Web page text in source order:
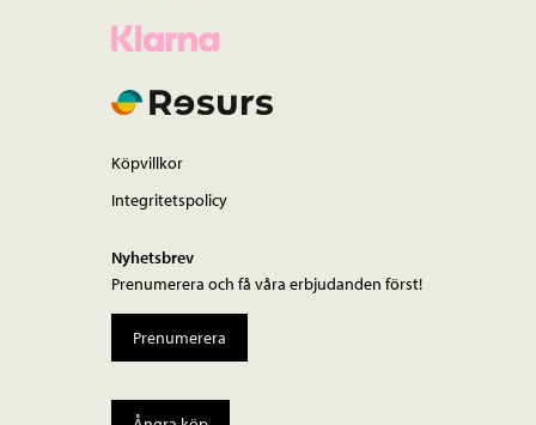
Köpvillkor
Integritetspolicy
Nyhetsbrev
Prenumerera och få våra erbjudanden först!
Prenumerera